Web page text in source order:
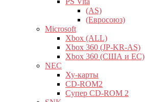
(AS)
(Евросоюз)
Microsoft
Xbox (ALL)
Xbox 360 (JP-KR-AS)
Xbox 360 (США и ЕС)
NEC
Ху-карты
CD-ROM2
Супер CD-ROM 2